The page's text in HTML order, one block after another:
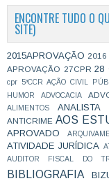
ENCONTRE TUDO O
SITE)
2015APROVAÇÃO 2016
APROVAÇÃO 27CPR 28
cpr
5ªCCR AÇÃO CIVIL
HUMOR
ADVOCACIA
ALIMENTOS ANALISTA
ANTICRIME AOS
APROVADO
ATIVIDADE JURÍDICA
AUDITOR FISCAL DO
BIBLIOGRAFIA